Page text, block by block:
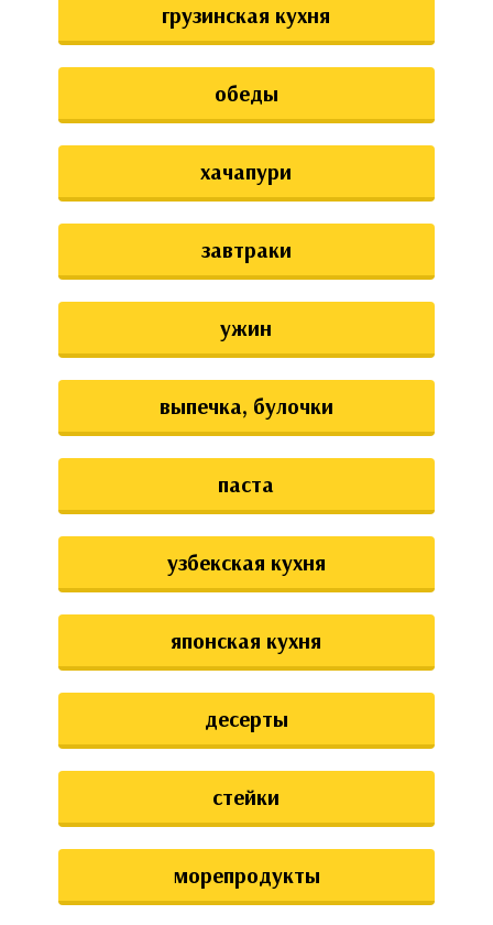
грузинская кухня
обеды
хачапури
завтраки
ужин
выпечка, булочки
паста
узбекская кухня
японская кухня
десерты
стейки
морепродукты